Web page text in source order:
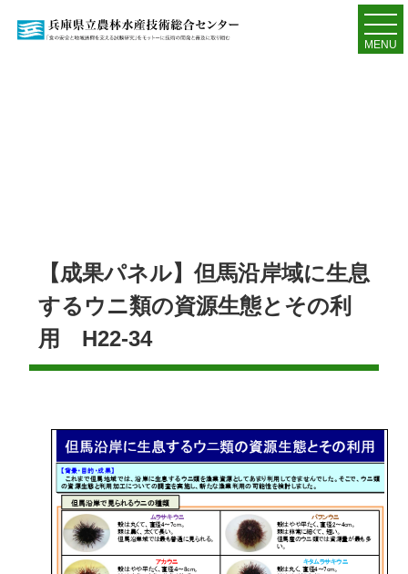
MENU
【成果パネル】但馬沿岸域に生息
するウニ類の資源生態とその利
用 H22-34